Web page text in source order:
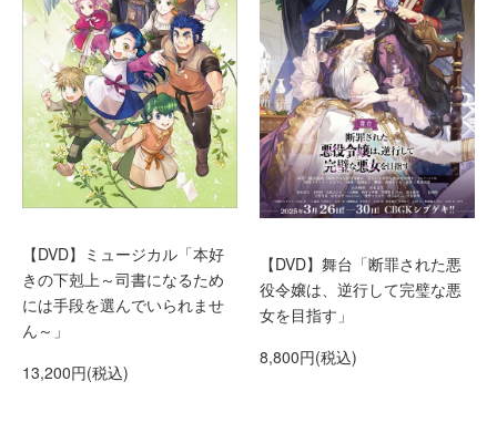
【DVD】ミュージカル「本好
きの下剋上～司書になるため
には手段を選んでいられませ
ん～」
13,200円(税込)
【DVD】舞台「断罪された悪
役令嬢は、逆行して完璧な悪
女を目指す」
8,800円(税込)